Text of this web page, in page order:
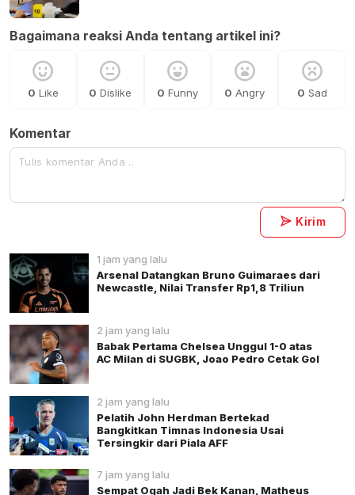
Bagaimana reaksi Anda tentang artikel ini?
0 Like 0 Dislike 0 Funny 0 Angry 0 Sad
Komentar
Kirim
1 jam yang lalu
Arsenal Datangkan Bruno Guimaraes dari
Newcastle, Nilai Transfer Rp1,8 Triliun
2 jam yang lalu
Babak Pertama Chelsea Unggul 1-0 atas
AC Milan di SUGBK, Joao Pedro Cetak Gol
2 jam yang lalu
Pelatih John Herdman Bertekad
Bangkitkan Timnas Indonesia Usai
Tersingkir dari Piala AFF
7 jam yang lalu
Sempat Ogah Jadi Bek Kanan, Matheus